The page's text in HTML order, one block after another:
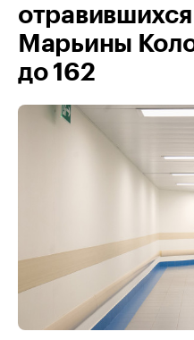
отравившихся
Марьины
до 162